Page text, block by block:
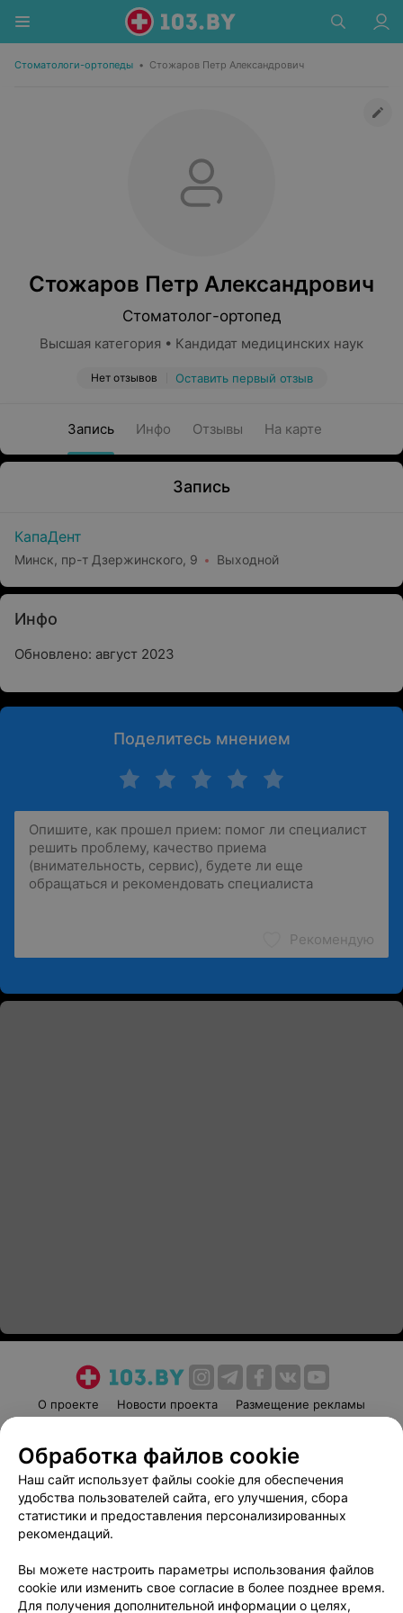
Стоматологи-ортопеды • Стожаров Петр Александрович
Стожаров Петр Александрович
Стоматолог-ортопед
Высшая категория • Кандидат медицинских наук
Нет отзывов Оставить первый отзыв
Запись Инфо Отзывы На карте
Запись
КапаДент
Минск, пр-т Дзержинского, 9 Выходной
Инфо
Обновлено: август 2023
Поделитесь мнением
Рекомендую
О проекте Новости проекта
Размещение рекламы
Пользовательское соглашение
Способы оплаты
Вакансии
Партнеры
Написать руководителю 103.by
Обработка персональных данных
Обработка файлов cookie
Наш сайт использует файлы cookie для обеспечения
удобства пользователей сайта, его улучшения, сбора
статистики и предоставления персонализированных
рекомендаций.
Вы можете настроить параметры использования файлов
cookie или изменить свое согласие в более позднее время.
Для получения дополнительной информации о целях,